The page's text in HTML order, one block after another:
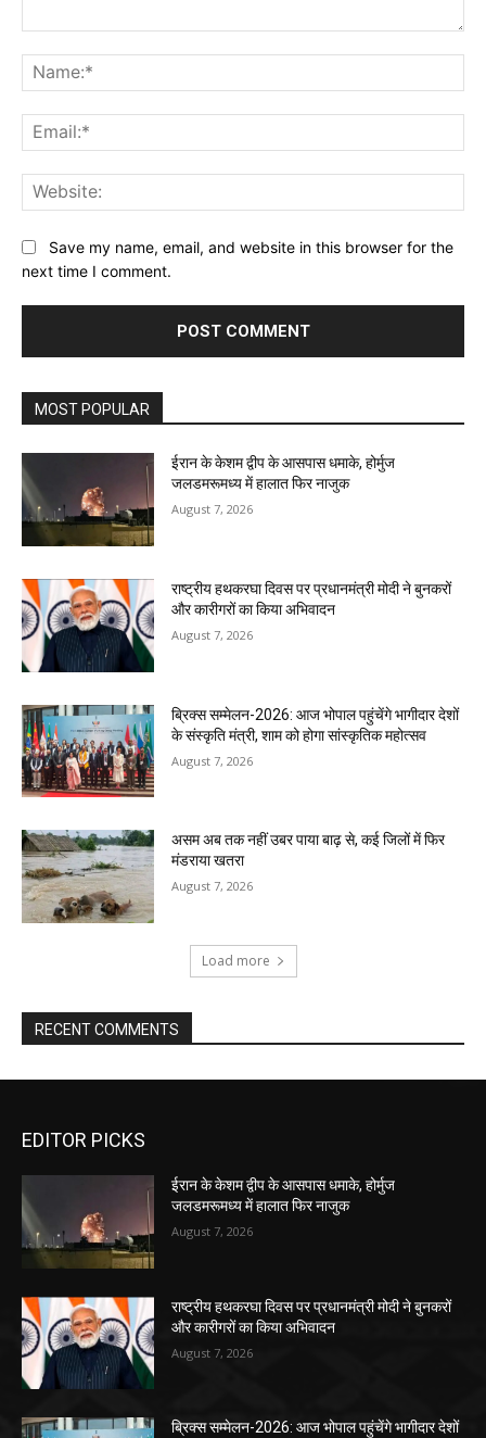
Save my name, email, and website in this browser for the
next time I comment.
MOST POPULAR
ईरान के केशम द्वीप के आसपास धमाके, होर्मुज
जलडमरूमध्य में हालात फिर नाजुक
August 7, 2026
राष्ट्रीय हथकरघा दिवस पर प्रधानमंत्री मोदी ने बुनकरों
और कारीगरों का किया अभिवादन
August 7, 2026
ब्रिक्स सम्मेलन-2026: आज भोपाल पहुंचेंगे भागीदार देशों
के संस्कृति मंत्री, शाम को होगा सांस्कृतिक महोत्सव
August 7, 2026
असम अब तक नहीं उबर पाया बाढ़ से, कई जिलों में फिर
मंडराया खतरा
August 7, 2026
Load more
RECENT COMMENTS
EDITOR PICKS
ईरान के केशम द्वीप के आसपास धमाके, होर्मुज
जलडमरूमध्य में हालात फिर नाजुक
August 7, 2026
राष्ट्रीय हथकरघा दिवस पर प्रधानमंत्री मोदी ने बुनकरों
और कारीगरों का किया अभिवादन
August 7, 2026
ब्रिक्स सम्मेलन-2026: आज भोपाल पहुंचेंगे भागीदार देशों